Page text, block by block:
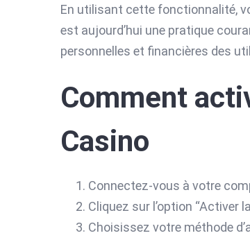
En utilisant cette fonctionnalité,
est aujourd’hui une pratique
personnelles et financières des
Comment
Casino
Connectez-vous à votre
Cliquez sur l’option “Activer
Choisissez votre méthode